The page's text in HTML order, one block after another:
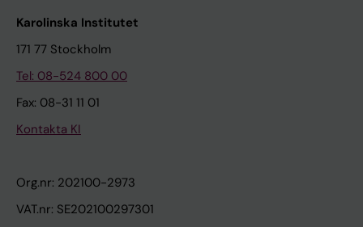
Karolinska Institutet
171 77 Stockholm
Tel: 08-524 800 00
Fax: 08-31 11 01
Kontakta KI
Org.nr: 202100-2973
VAT.nr: SE202100297301